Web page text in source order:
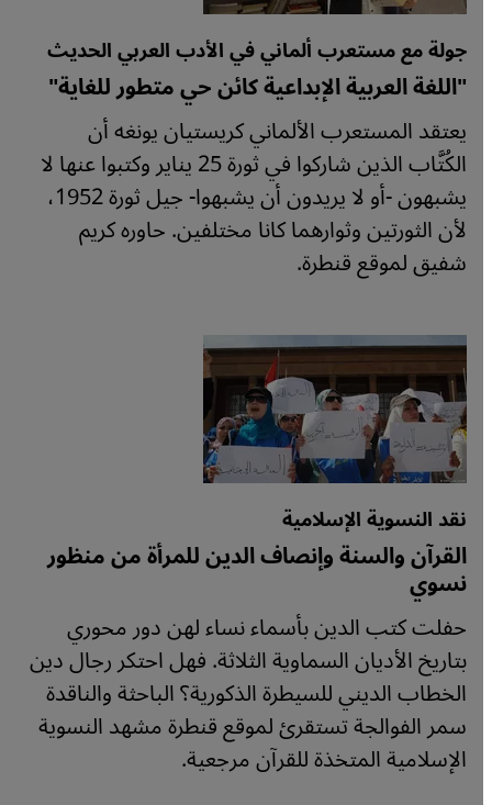
جولة مع مستعرب ألماني في الأدب العربي الحديث
"اللغة العربية الإبداعية كائن حي متطور للغاية"
يعتقد المستعرب الألماني كريستيان يونغه أن
الكُتَّاب الذين شاركوا في ثورة 25 يناير وكتبوا عنها لا
يشبهون -أو لا يريدون أن يشبهوا- جيل ثورة 1952،
لأن الثورتين وثوارهما كانا مختلفين. حاوره كريم
شفيق لموقع قنطرة.
نقد النسوية الإسلامية
القرآن والسنة وإنصاف الدين للمرأة من منظور
نسوي
حفلت كتب الدين بأسماء نساء لهن دور محوري
بتاريخ الأديان السماوية الثلاثة. فهل احتكر رجال دين
الخطاب الديني للسيطرة الذكورية؟ الباحثة والناقدة
سمر الفوالجة تستقرئ لموقع قنطرة مشهد النسوية
الإسلامية المتخذة للقرآن مرجعية.